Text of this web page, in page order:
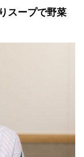
スープで野菜